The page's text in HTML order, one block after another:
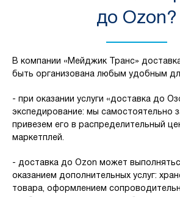
до Ozon?
В компании «Мейджик Транс»
быть организована любым удобным
- при оказании услуги «доставка до
экспедирование: мы самостоятельно
привезем его в распределительный
маркетплей.
- доставка до Ozon может
оказанием дополнительных услуг:
товара, оформлением